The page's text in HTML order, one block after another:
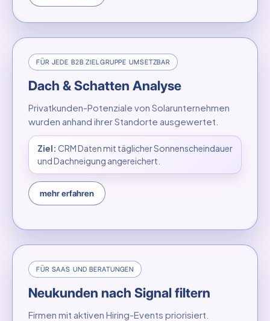
FÜR JEDE B2B ZIELGRUPPE UMSETZBAR
Dach & Schatten Analyse
Privatkunden-Potenziale von Solarunternehmen
wurden anhand ihrer Standorte ausgewertet.
Ziel: CRM Daten mit täglicher Sonnenscheindauer
und Dachneigung angereichert.
mehr erfahren
FÜR SAAS UND BERATUNGEN
Neukunden nach Signal filtern
Firmen mit aktiven Hiring-Events priorisiert.